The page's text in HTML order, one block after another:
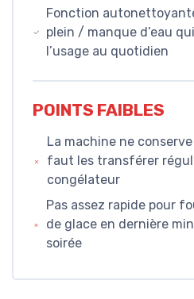
Fonction
plein / manque d’eau
l’usage au quotidien
POINTS FAIBLES
La machine ne
faut les transférer
congélateur
Pas assez rapide pour
de glace en dernière
soirée